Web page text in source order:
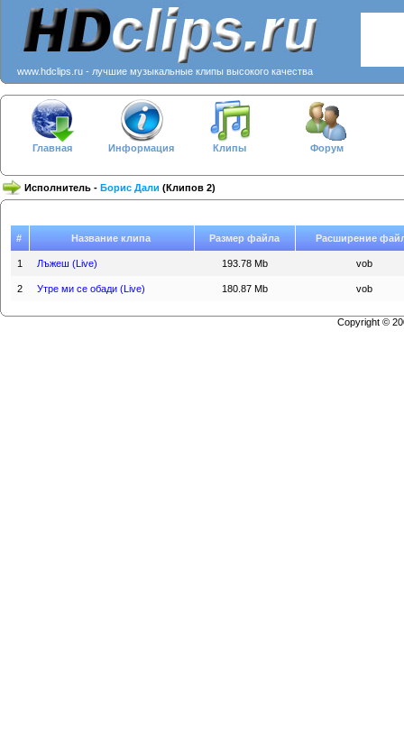
www.hdclips.ru - лучшие музыкальные клипы высокого качества
Главная Информация Клипы Форум
Исполнитель - Борис Дали (Клипов 2)
# Название клипа Размер файла Расширение
1 Лъжеш (Live) 193.78 Mb vob
2 Утре ми се обади (Live) 180.87 Mb vob
Copyright ©